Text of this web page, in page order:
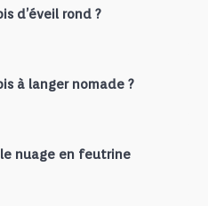
d’éveil rond ?
à langer nomade ?
nuage en feutrine